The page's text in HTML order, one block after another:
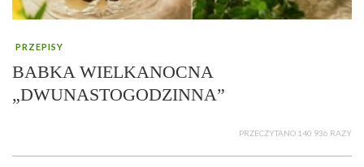
PRZEPISY
BABKA WIELKANOCNA
„DWUNASTOGODZINNA”
PRZECZYTANO 140 936 RAZY